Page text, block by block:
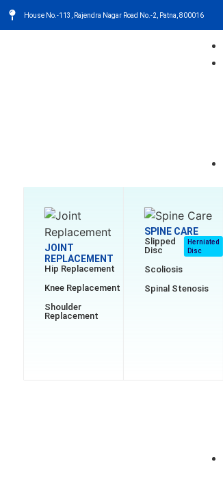
House No.-113, Rajendra Nagar Road No.-2, Patna, 800016
JOINT
REPLACEMENT
Hip Replacement
Knee Replacement
Shoulder
Replacement
SPINE CARE
Slipped
Disc
Herniated
Disc
Scoliosis
Spinal Stenosis